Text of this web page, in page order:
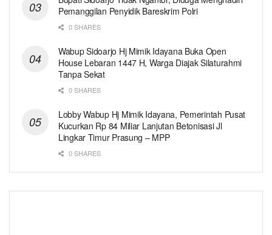
Pemanggilan Penyidik Bareskrim Polri
0 SHARES
Wabup Sidoarjo Hj Mimik Idayana Buka Open
House Lebaran 1447 H, Warga Diajak Silaturahmi
Tanpa Sekat
0 SHARES
Lobby Wabup Hj Mimik Idayana, Pemerintah Pusat
Kucurkan Rp 84 Miliar Lanjutan Betonisasi Jl
Lingkar Timur Prasung – MPP
0 SHARES